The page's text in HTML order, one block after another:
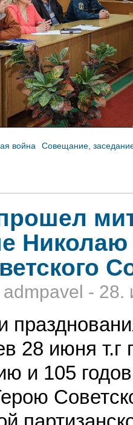
война Совещание,
Николаю
admpavel - 28.
28 июня
и 105